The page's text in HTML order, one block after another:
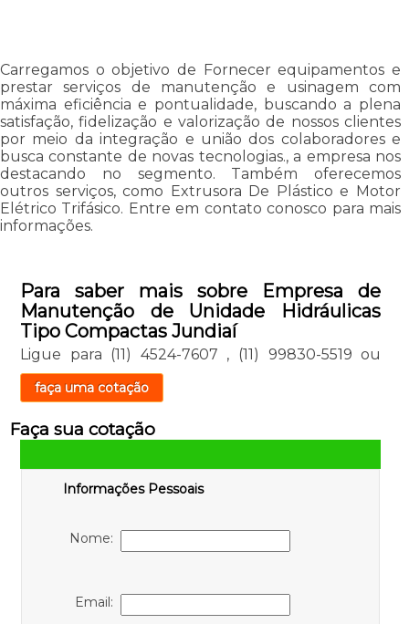
Carregamos o objetivo de Fornecer equipamentos e
prestar serviços de manutenção e usinagem com
máxima eficiência e pontualidade, buscando a plena
satisfação, fidelização e valorização de nossos clientes
por meio da integração e união dos colaboradores e
busca constante de novas tecnologias., a empresa nos
destacando no segmento. Também oferecemos
outros serviços, como Extrusora De Plástico e Motor
Elétrico Trifásico. Entre em contato conosco para mais
informações.
Para saber mais sobre Empresa de
Manutenção de Unidade Hidráulicas
Tipo Compactas Jundiaí
Ligue para (11) 4524-7607 , (11) 99830-5519 ou
faça uma cotação
Faça sua cotação
Informações Pessoais
Nome:
Email: